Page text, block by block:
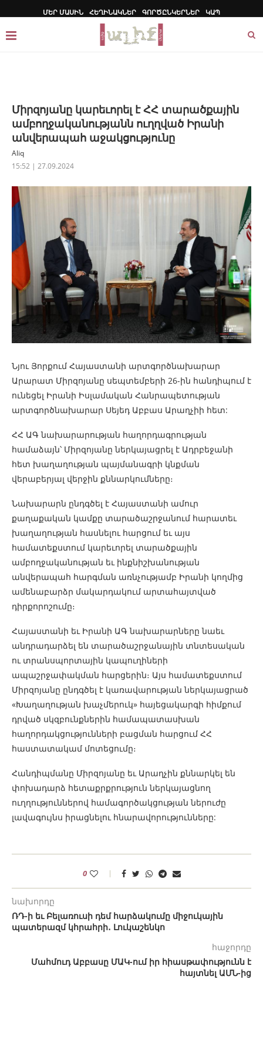
ՄԵՐ ՄԱՍԻՆ ՀԵՂԻՆԱԿՆԵՐ ԳՈՐԾԸՆԿԵՐՆԵՐ ԿԱՊ
Միրզոյանը կարեւորել է ՀՀ տարածքային
ամբողջականությանն ուղղված Իրանի
անվերապահ աջակցությունը
Aliq
15:52 | 27.09.2024
Նյու Յորքում Հայաստանի արտգործնախարար
Արարատ Միրզոյանը սեպտեմբերի 26-ին հանդիպում է
ունեցել Իրանի Իսլամական Հանրապետության
արտգործնախարար Սեյեդ Աբբաս Արաղչիի հետ:
ՀՀ ԱԳ նախարարության հաղորդագրության
համաձայն՝ Միրզոյանը ներկայացրել է Ադրբեջանի
հետ խաղաղության պայմանագրի կնքման
վերաբերյալ վերջին քննարկումները։
Նախարարն ընդգծել է Հայաստանի ամուր
քաղաքական կամքը տարածաշրջանում հարատեւ
խաղաղության հասնելու հարցում եւ այս
համատեքստում կարեւորել տարածքային
ամբողջականության եւ ինքնիշխանության
անվերապահ հարգման առնչությամբ Իրանի կողմից
ամենաբարձր մակարդակում արտահայտված
դիրքորոշումը։
Հայաստանի եւ Իրանի ԱԳ նախարարները նաեւ
անդրադարձել են տարածաշրջանային տնտեսական
ու տրանսպորտային կապուղիների
ապաշրջափակման հարցերին։ Այս համատեքստում
Միրզոյանը ընդգծել է կառավարության ներկայացրած
«Խաղաղության խաչմերուկ» հայեցակարգի հիմքում
դրված սկզբունքներին համապատասխան
հաղորդակցությունների բացման հարցում ՀՀ
հաստատակամ մոտեցումը։
Հանդիպմանը Միրզոյանը եւ Արաղչին քննարկել են
փոխադարձ հետաքրքրություն ներկայացնող
ուղղություններով համագործակցության ներուժը
լավագույնս իրացնելու հնարավորությունները:
0
նախորդը
ՌԴ-ի եւ Բելառուսի դեմ հարձակումը միջուկային
պատերազմ կհրահրի․ Լուկաշենկո
հաջորդը
Մահմուդ Աբբասը ՄԱԿ-ում իր հիասթափությունն է
հայտնել ԱՄՆ-ից